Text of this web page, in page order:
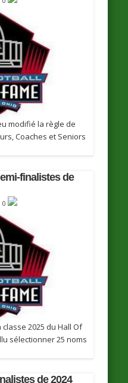
modifié la règle de
Coaches et Seniors
finalistes de
0
2025 du Hall Of
sélectionner 25 noms
de 2024